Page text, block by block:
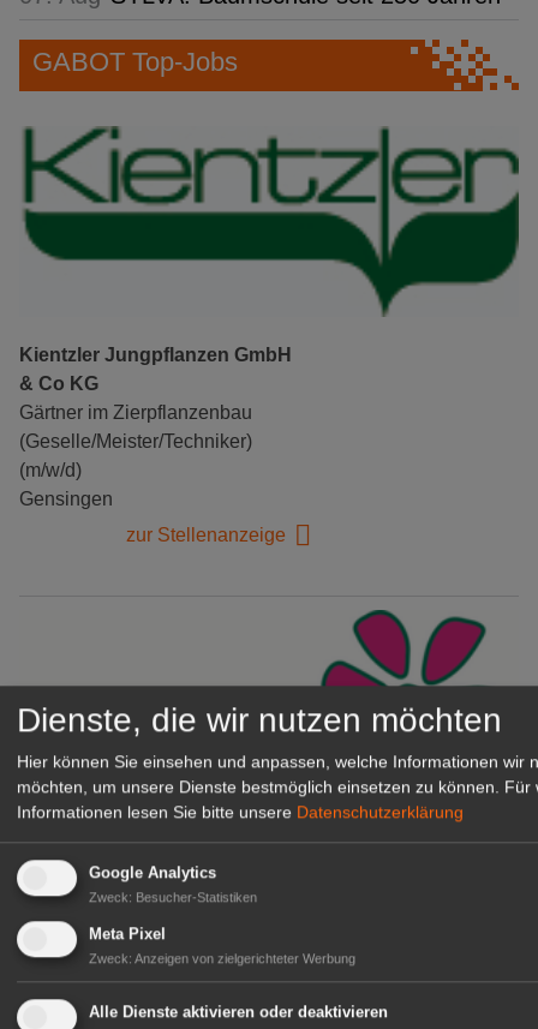
GABOT Top-Jobs
Kientzler Jungpflanzen GmbH
& Co KG
Gärtner im Zierpflanzenbau
(Geselle/Meister/Techniker)
(m/w/d)
Gensingen
zur Stellenanzeige
Gärtnerei Hanns
Mitarbeiter (m/w/d) für unsere
Logistikhalle
Herongen
zur Stellenanzeige
Dienste, die wir nutzen möchten
Hier können Sie einsehen und anpassen, welche Informationen wir
möchten, um unsere Dienste bestmöglich einsetzen zu können.
Für
Informationen lesen Sie bitte unsere Datenschutzerklärung
Google Analytics
Zweck: Besucher-Statistiken
Meta Pixel
Zweck: Anzeigen von zielgerichteter Werbung
Alle Dienste aktivieren oder deaktivieren